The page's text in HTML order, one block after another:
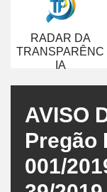
RADAR DA
TRANSPARÊNC
IA
AVISO
Pregão
001/